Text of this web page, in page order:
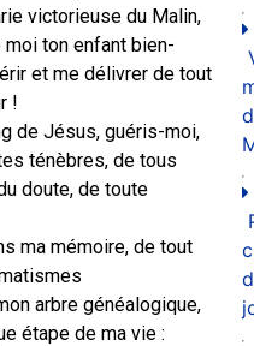
victorieuse du Malin,
ton enfant bien-
et me délivrer de tout
!
de Jésus, guéris-moi,
ténèbres, de tous
doute, de toute
ma mémoire, de tout
arbre généalogique,
étape de ma vie :